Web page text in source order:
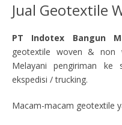
Jual Geotextile
PT Indotex Bangun
geotextile woven & non
Melayani pengiriman ke
ekspedisi / trucking.
Macam-macam geotextile